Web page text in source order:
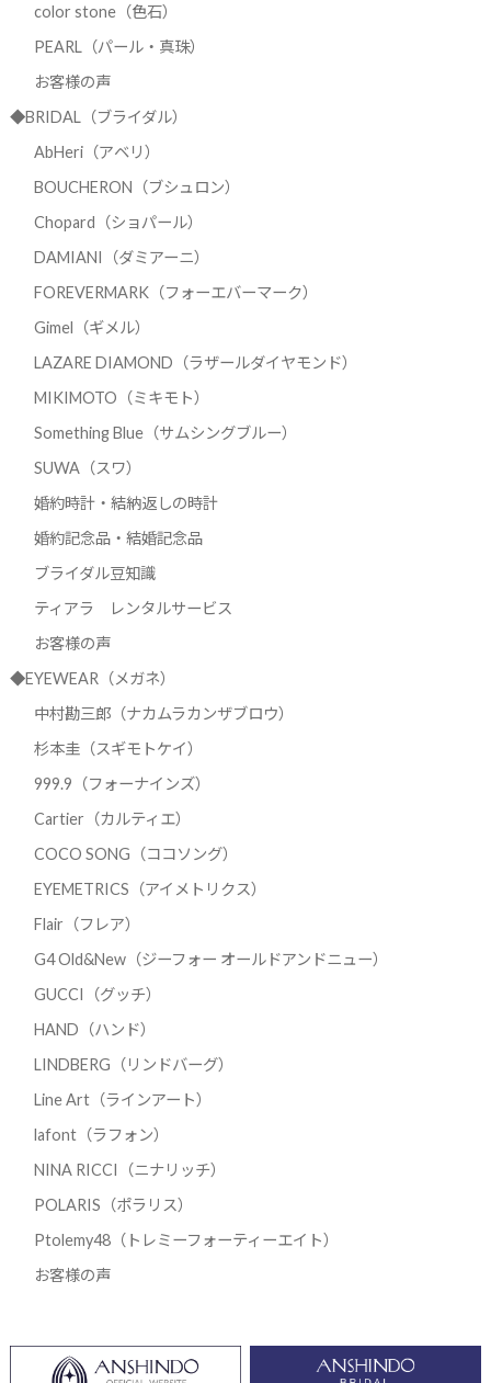
color stone（色石）
PEARL（パール・真珠）
お客様の声
◆BRIDAL（ブライダル）
AbHeri（アベリ）
BOUCHERON（ブシュロン）
Chopard（ショパール）
DAMIANI（ダミアーニ）
FOREVERMARK（フォーエバーマーク）
Gimel（ギメル）
LAZARE DIAMOND（ラザールダイヤモンド）
MIKIMOTO（ミキモト）
Something Blue（サムシングブルー）
SUWA（スワ）
婚約時計・結納返しの時計
婚約記念品・結婚記念品
ブライダル豆知識
ティアラ レンタルサービス
お客様の声
◆EYEWEAR（メガネ）
中村勘三郎（ナカムラカンザブロウ）
杉本圭（スギモトケイ）
999.9（フォーナインズ）
Cartier（カルティエ）
COCO SONG（ココソング）
EYEMETRICS（アイメトリクス）
Flair（フレア）
G4 Old&New（ジーフォー オールドアンドニュー）
GUCCI（グッチ）
HAND（ハンド）
LINDBERG（リンドバーグ）
Line Art（ラインアート）
lafont（ラフォン）
NINA RICCI（ニナリッチ）
POLARIS（ポラリス）
Ptolemy48（トレミーフォーティーエイト）
お客様の声